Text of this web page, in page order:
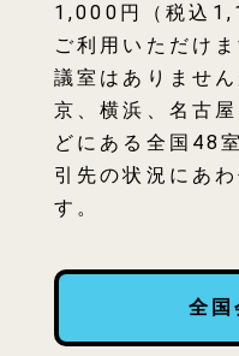
1,000円（税込
ご利用いただけ
議室はありませ
京、横浜、名古
どにある全国48
引先の状況にあ
す。
全国